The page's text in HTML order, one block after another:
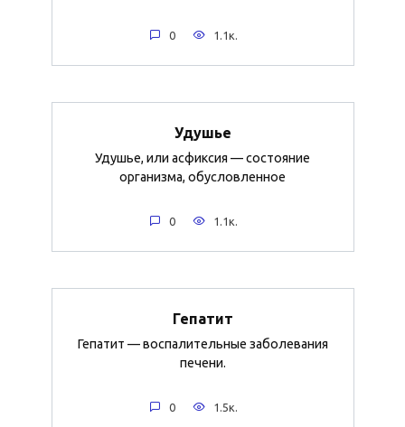
0 1.1к.
Удушье
Удушье, или асфиксия — состояние
организма, обусловленное
0 1.1к.
Гепатит
Гепатит — воспалительные заболевания
печени.
0 1.5к.